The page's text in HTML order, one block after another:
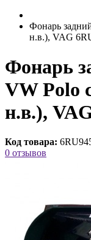
Фонарь
н.в.), VAG
Фонарь
VW Polo
н.в.),
Код товара:
0 отзывов